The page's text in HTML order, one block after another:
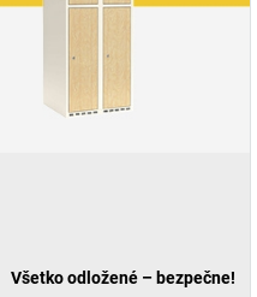
Všetko odložené – bezpečne!